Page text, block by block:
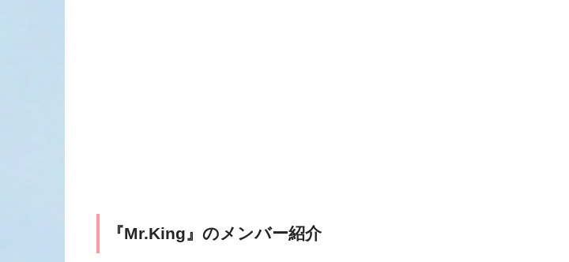
『Mr.King』のメンバー紹介